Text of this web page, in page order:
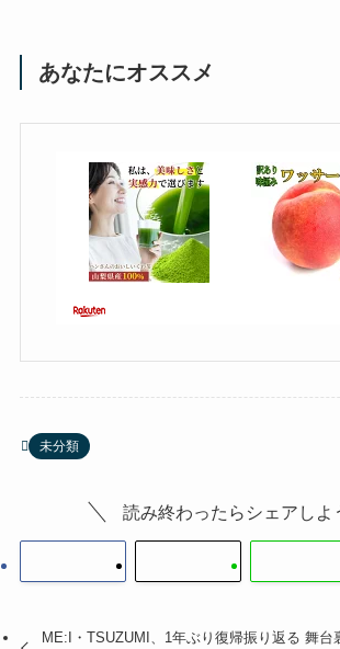
あなたにオススメ
未分類
読み終わったらシェアしよ
ME:I・TSUZUMI、1年ぶり復帰振り返る 舞台